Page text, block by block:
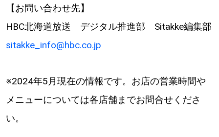
【お問い合わせ先】
HBC北海道放送 デジタル推進部 Sitakke編集部
sitakke_info@hbc.co.jp
※2024年5月現在の情報です。お店の営業時間や
メニューについては各店舗までお問合せくださ
い。